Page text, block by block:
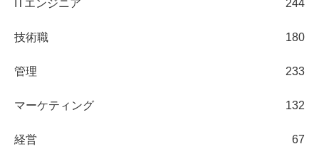
ITエンジニア 244
技術職 180
管理 233
マーケティング 132
経営 67